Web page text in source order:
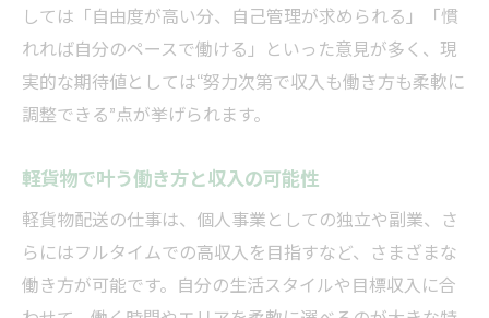
しては「自由度が高い分、自己管理が求められる」「慣
れれば自分のペースで働ける」といった意見が多く、現
実的な期待値としては“努力次第で収入も働き方も柔軟に
調整できる”点が挙げられます。
軽貨物で叶う働き方と収入の可能性
軽貨物配送の仕事は、個人事業としての独立や副業、さ
らにはフルタイムでの高収入を目指すなど、さまざまな
働き方が可能です。自分の生活スタイルや目標収入に合